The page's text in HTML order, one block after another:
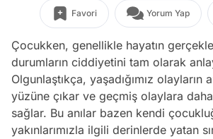
Favori Yorum Yap
Çocukken, genellikle hayatın
durumların ciddiyetini tam olarak
Olgunlaştıkça, yaşadığımız olayların
yüzüne çıkar ve geçmiş olaylara daha
sağlar. Bu anılar bazen kendi
yakınlarımızla ilgili derinlerde yatan